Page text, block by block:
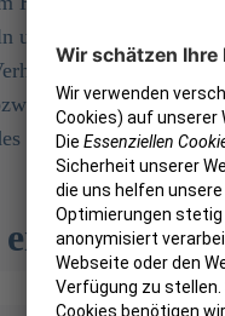
und fortwährendes
kann sich eine
einen
Hundes zu verbessern.